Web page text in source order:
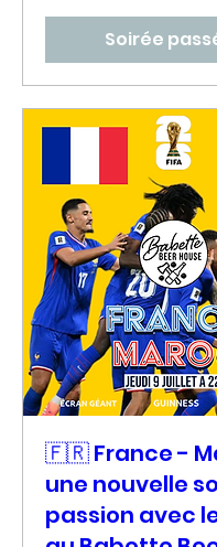
Soirée
🇫🇷 France -
une nouvelle
passion avec